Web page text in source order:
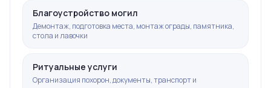
Благоустройство могил
Демонтаж, подготовка места, монтаж ограды, памятника,
стола и лавочки
Ритуальные услуги
Организация похорон, документы, транспорт и